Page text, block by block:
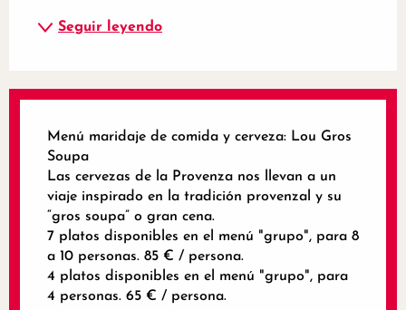
Seguir leyendo
Menú maridaje de comida y cerveza: Lou Gros
Soupa
Las cervezas de la Provenza nos llevan a un
viaje inspirado en la tradición provenzal y su
“gros soupa” o gran cena.
7 platos disponibles en el menú "grupo", para 8
a 10 personas. 85 € / persona.
4 platos disponibles en el menú "grupo", para
4 personas. 65 € / persona.